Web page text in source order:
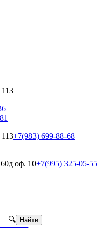
+7(983) 699-88-68
оф. 10+7(995) 325-05-55
🔍
Найти